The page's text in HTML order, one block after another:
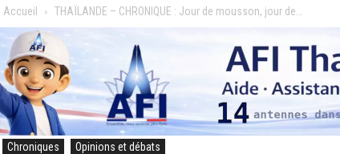
Accueil THAÏLANDE – CHRONIQUE : Jour de mousson, jour de…
Chroniques Opinions et débats